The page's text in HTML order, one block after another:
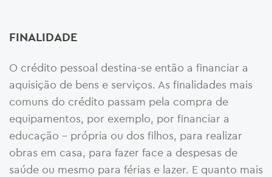
FINALIDADE
O crédito pessoal destina-se então a financiar a
aquisição de bens e serviços. As finalidades mais
comuns do crédito passam pela compra de
equipamentos, por exemplo, por financiar a
educação – própria ou dos filhos, para realizar
obras em casa, para fazer face a despesas de
saúde ou mesmo para férias e lazer. E quanto mais